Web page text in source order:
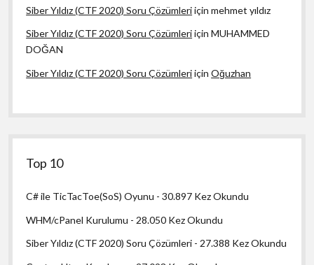
Siber Yıldız (CTF 2020) Soru Çözümleriiçinmehmet yıldız
Siber Yıldız (CTF 2020) Soru ÇözümleriiçinMUHAMMED
DOĞAN
Siber Yıldız (CTF 2020) Soru ÇözümleriiçinOğuzhan
Top 10
C# ile TicTacToe(SoS) Oyunu - 30.897 Kez Okundu
WHM/cPanel Kurulumu - 28.050 Kez Okundu
Siber Yıldız (CTF 2020) Soru Çözümleri - 27.388 Kez Okundu